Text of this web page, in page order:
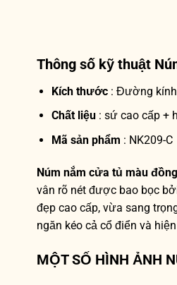
Thông số kỹ thuật
Kích thước: Đường
Chất liệu: sứ cao cấp +
Mã sản phẩm : NK209-C
Núm nắm cửa tủ màu
vân rõ nét được bao bọc
đẹp cao cấp, vừa sang
ngăn kéo cả cổ điển và
MỘT SỐ HÌNH ẢNH